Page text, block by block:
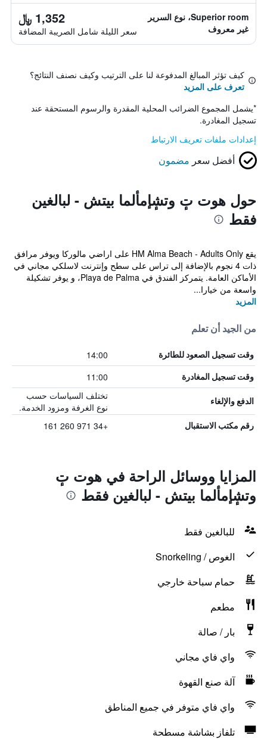
Superior room، نوع السرير
غير معروف
1,352 ﷼
سعر الليلة شامل الصريبة المضافة
كيف تؤثر المبالغ المدفوعة لنا على الترتيب وكيف نصنف النتائج؟
تعرف على المزيد
*يشمل المجموع الضرائب المحلية المقدرة والرسوم المستحقة عند
تسجيل المغادرة.
إعدادات ملفات تعريف الارتباط
أفضل سعر مضمون
حول هوت تٕ وتشٕإمألما بيتش - لبالغين
فقط
يقع HM Alma Beach - Adults Only على اراضي مالوركا ويوفر مرافق
ذات 4 نجوم بالإضافة إلى تراس على سطح وإنترنت لاسلكي مجاني في
الأماكن العامة. يتمركز الفندق في Playa de Palma، و يوفر تشكيلة
واسعة من خيارا...
المزيد
من الجيد أن تعلم
وقت تسجيل الصعود للطائرة 14:00
وقت تسجيل المغادرة 11:00
الدفع والإلغاء
تختلف السياسات حسب
نوع الغرفة ومزود الخدمة.
رقم مكتب الاستقبال +34 971 260 161
المزايا ووسائل الراحة في هوت تٕ
وتشٕإمألما بيتش - لبالغين فقط
للبالغين فقط
الغوص / Snorkeling
حمام سباحة خارجي
مطعم
بار / صالة
واي فاي مجاني
آلة صنع القهوة
واي فاي متوفر في جميع المناطق
تلفاز بشاشة مسطحة